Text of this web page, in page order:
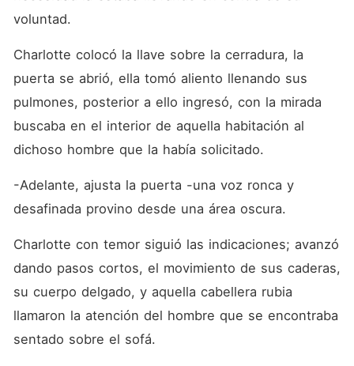
voluntad.
Charlotte colocó la llave sobre la cerradura, la
puerta se abrió, ella tomó aliento llenando sus
pulmones, posterior a ello ingresó, con la mirada
buscaba en el interior de aquella habitación al
dichoso hombre que la había solicitado.
-Adelante, ajusta la puerta -una voz ronca y
desafinada provino desde una área oscura.
Charlotte con temor siguió las indicaciones; avanzó
dando pasos cortos, el movimiento de sus caderas,
su cuerpo delgado, y aquella cabellera rubia
llamaron la atención del hombre que se encontraba
sentado sobre el sofá.